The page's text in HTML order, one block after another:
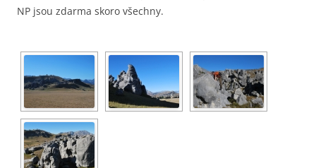
NP jsou zdarma skoro všechny.